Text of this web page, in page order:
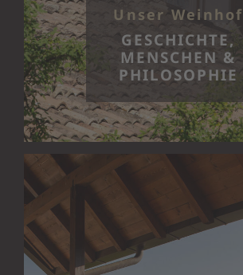
Unser Weinhof
GESCHICHTE,
MENSCHEN &
PHILOSOPHIE